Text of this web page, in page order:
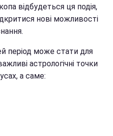
відбудеться ця подія,
нові можливості
період може стати для
астрологічні точки
а саме: